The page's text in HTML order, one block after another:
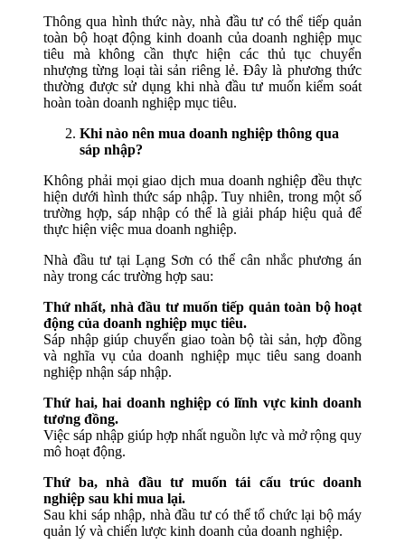
Thông qua hình thức này, nhà đầu tư có thể tiếp quản
toàn bộ hoạt động kinh doanh của doanh nghiệp mục
tiêu mà không cần thực hiện các thủ tục chuyển
nhượng từng loại tài sản riêng lẻ. Đây là phương thức
thường được sử dụng khi nhà đầu tư muốn kiểm soát
hoàn toàn doanh nghiệp mục tiêu.
Khi nào nên mua doanh nghiệp thông qua
sáp nhập?
Không phải mọi giao dịch mua doanh nghiệp đều thực
hiện dưới hình thức sáp nhập. Tuy nhiên, trong một số
trường hợp, sáp nhập có thể là giải pháp hiệu quả để
thực hiện việc mua doanh nghiệp.
Nhà đầu tư tại Lạng Sơn có thể cân nhắc phương án
này trong các trường hợp sau:
Thứ nhất, nhà đầu tư muốn tiếp quản toàn bộ hoạt
động của doanh nghiệp mục tiêu.
Sáp nhập giúp chuyển giao toàn bộ tài sản, hợp đồng
và nghĩa vụ của doanh nghiệp mục tiêu sang doanh
nghiệp nhận sáp nhập.
Thứ hai, hai doanh nghiệp có lĩnh vực kinh doanh
tương đồng.
Việc sáp nhập giúp hợp nhất nguồn lực và mở rộng quy
mô hoạt động.
Thứ ba, nhà đầu tư muốn tái cấu trúc doanh
nghiệp sau khi mua lại.
Sau khi sáp nhập, nhà đầu tư có thể tổ chức lại bộ máy
quản lý và chiến lược kinh doanh của doanh nghiệp.